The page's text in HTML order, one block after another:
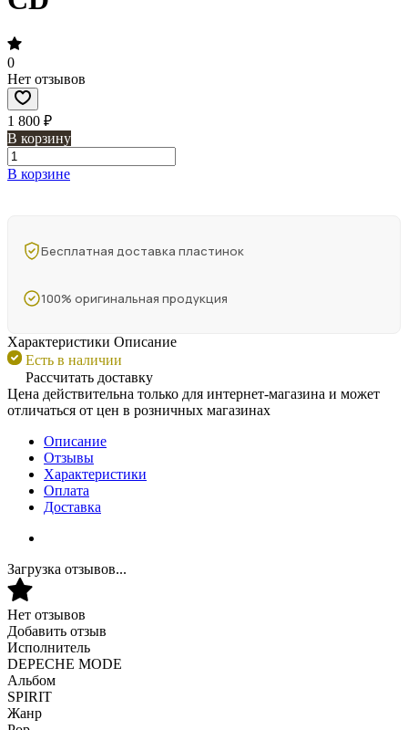
0
Нет отзывов
1 800 ₽
В корзину
В корзине
Бесплатная доставка пластинок
100% оригинальная продукция
Характеристики Описание
Есть в наличии
Рассчитать доставку
Цена действительна только для интернет-магазина и может
отличаться от цен в розничных магазинах
Описание
Отзывы
Характеристики
Оплата
Доставка
Загрузка отзывов...
Нет отзывов
Добавить отзыв
Исполнитель
DEPECHE MODE
Альбом
SPIRIT
Жанр